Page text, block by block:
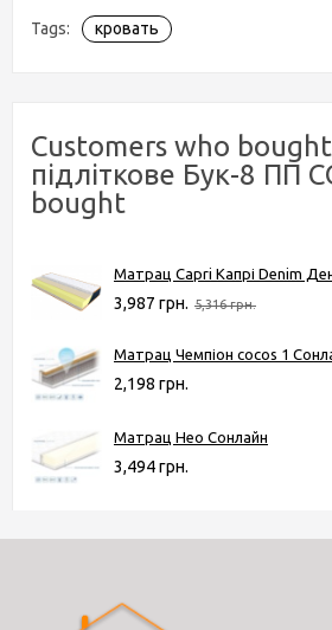
Tags: кровать
Customers who
підліткове Бук-8 ПП
bought
Матрац Capri Капрі Denim
3,987 грн. 5,316 грн.
Матрац Чемпіон cocos 1
2,198 грн.
Матрац Нео Сонлайн
3,494 грн.